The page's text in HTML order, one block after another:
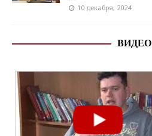
10 декабря, 2024
ВИДЕО